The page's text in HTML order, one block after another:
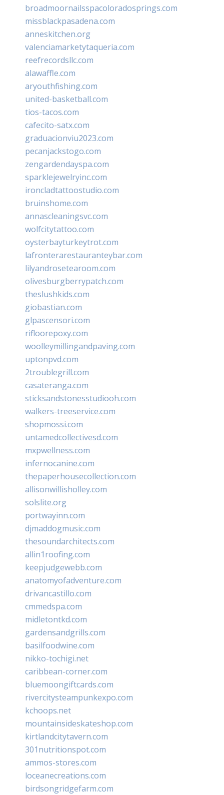
broadmoornailsspacoloradosprings.com
missblackpasadena.com
anneskitchen.org
valenciamarketytaqueria.com
reefrecordsllc.com
alawaffle.com
aryouthfishing.com
united-basketball.com
tios-tacos.com
cafecito-satx.com
graduacionviu2023.com
pecanjackstogo.com
zengardendayspa.com
sparklejewelryinc.com
ironcladtattoostudio.com
bruinshome.com
annascleaningsvc.com
wolfcitytattoo.com
oysterbayturkeytrot.com
lafronterarestauranteybar.com
lilyandrosetearoom.com
olivesburgberrypatch.com
theslushkids.com
giobastian.com
glpascensori.com
rifloorepoxy.com
woolleymillingandpaving.com
uptonpvd.com
2troublegrill.com
casateranga.com
sticksandstonesstudiooh.com
walkers-treeservice.com
shopmossi.com
untamedcollectivesd.com
mxpwellness.com
infernocanine.com
thepaperhousecollection.com
allisonwillisholley.com
solslite.org
portwayinn.com
djmaddogmusic.com
thesoundarchitects.com
allin1roofing.com
keepjudgewebb.com
anatomyofadventure.com
drivancastillo.com
cmmedspa.com
midletontkd.com
gardensandgrills.com
basilfoodwine.com
nikko-tochigi.net
caribbean-corner.com
bluemoongiftcards.com
rivercitysteampunkexpo.com
kchoops.net
mountainsideskateshop.com
kirtlandcitytavern.com
301nutritionspot.com
ammos-stores.com
loceanecreations.com
birdsongridgefarm.com